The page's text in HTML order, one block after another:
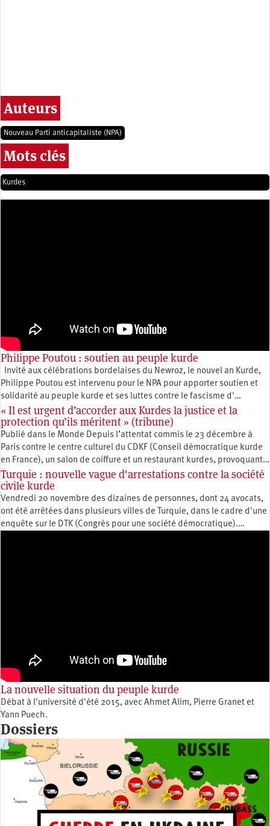
Auteurs
Nouveau Parti anticapitaliste (NPA)
Mots clés
Kurdes
Philippe Poutou : soutien au peuple kurde
Invité aux célébrations bordelaises du Newroz, le nouvel an Kurde,
Philippe Poutou est intervenu pour le NPA pour apporter soutien et
solidarité au peuple kurde et ses luttes contre le fascisme d'…
« Il est urgent d’accorder aux Kurdes la justice et la
protection qu’ils méritent » (tribune)
Publié dans le Monde Depuis l’attentat commis le 23 décembre à
Paris contre le centre culturel du CDKF (Conseil démocratique kurde
en France), un salon de coiffure et un restaurant kurdes, provoquant…
Turquie : nouvelle vague d'arrestations contre la société
civile kurde
Vendredi 20 novembre des dizaines de personnes, dont 24 avocats,
ont été arrêtées dans plusieurs villes de Turquie, dans le cadre d'une
enquête sur le DTK (Congrès pour une société démocratique).…
La nouvelle situation du peuple kurde
Débat à l'université d'été 2015, avec Ahmet Alim, Pierre Granet et
Yann Puech.
Dossiers